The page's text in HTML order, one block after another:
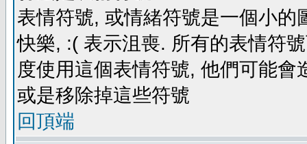
表情符號, 或情緒符號是一個小
快樂, :( 表示沮喪. 所有的表情符
度使用這個表情符號, 他們可能
或是移除掉這些符號
回頂端